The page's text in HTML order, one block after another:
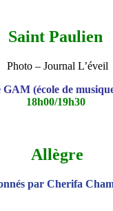
Saint Paulien
Photo – Journal L’éveil
(école de
18h00/19h30
Allègre
par Cherifa